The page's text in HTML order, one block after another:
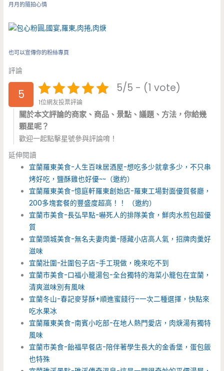
月月的隨拍心情
也可以宣傳你的粉絲專頁
評論
5 5/5 - (1 vote)
1位網友投票評論
關於本文評論的商家、商品、景點、議題、方法，你給幾
顆星呢？
歡迎一起點擊星號參與評論唷！
延伸閱讀
宜蘭羅東美食-人生百味居酒屋-想吃多少就拿多少，不只串
烤好吃，鹽酥雞也好優~~（邀約）
宜蘭羅東美食-憶庭軒羅東創始店-羅東工場對面優質餐廳，
200多塊套餐的豐盛度超高！！ （邀約）
宜蘭市美食-長弘早點-嚇死人的排隊美食，鮮肉水煎包超優
質
宜蘭頭城美食-無名夫妻肉羹-隱藏小店高人氣，招牌肉羹好
滋味
宜蘭壯圍-壯圍包子店-手工現做，晚來吃不到
宜蘭市美食-口福小籠湯包-全台獨特的海菜小籠包在宜蘭，
清爽滋味別有風味
宜蘭冬山-春記麥芽酥+順進蜜餞行–一次二種選擇，快點來
吃水果冰
宜蘭羅東美食-南賓小吃部-在地人熱門愛店，肉焿湯有獨特
風味
宜蘭市美食-飴福早餐店-陪伴著學生長大的金香堡，蛋包飯
也特殊